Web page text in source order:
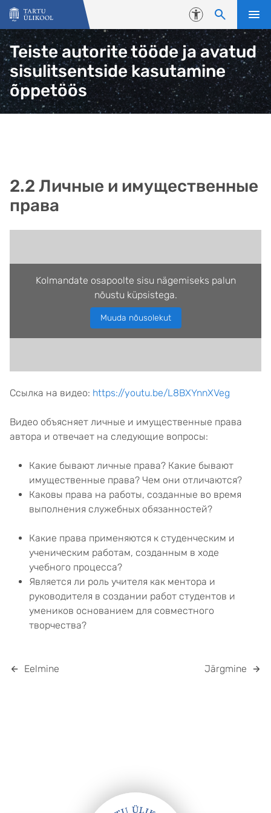
Liigu edasi põhisisu juurde
Juurdepääsetavus
Teiste autorite tööde ja avatud
sisulitsentside kasutamine
õppetöös
2.2 Личные и имущественные
права
Kolmandate osapoolte sisu nägemiseks palun
nõustu küpsistega.
Muuda nõusolekut
Ссылка на видео: https://youtu.be/L8BXYnnXVeg
Видео объясняет личные и имущественные права
автора и отвечает на следующие вопросы:
Какие бывают личные права? Какие бывают
имущественные права? Чем они отличаются?
Каковы права на работы, созданные во время
выполнения служебных обязанностей?
Какие права применяются к студенческим и
ученическим работам, созданным в ходе
учебного процесса?
Является ли роль учителя как ментора и
руководителя в создании работ студентов и
умеников основанием для совместного
творчества?
Eelmine Järgmine